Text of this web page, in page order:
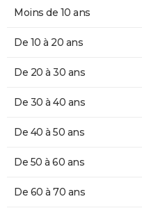
Moins de 10 ans
De 10 à 20 ans
De 20 à 30 ans
De 30 à 40 ans
De 40 à 50 ans
De 50 à 60 ans
De 60 à 70 ans